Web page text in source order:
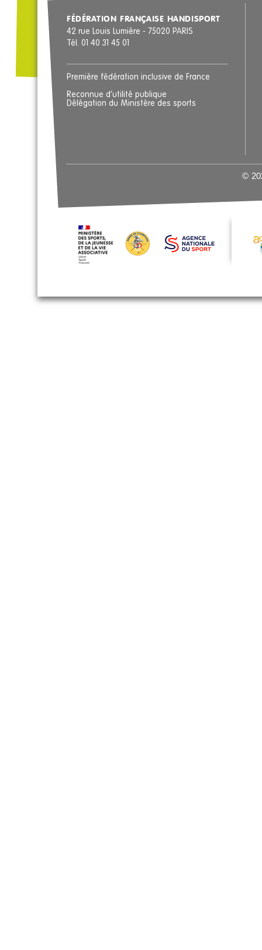
FÉDÉRATION FRANÇAISE HANDISPORT
42 rue Louis Lumière - 75020 PARIS
Tél. 01 40 31 45 01
Première fédération inclusive de France
Reconnue d’utilité publique
Délégation du Ministère des sports
©